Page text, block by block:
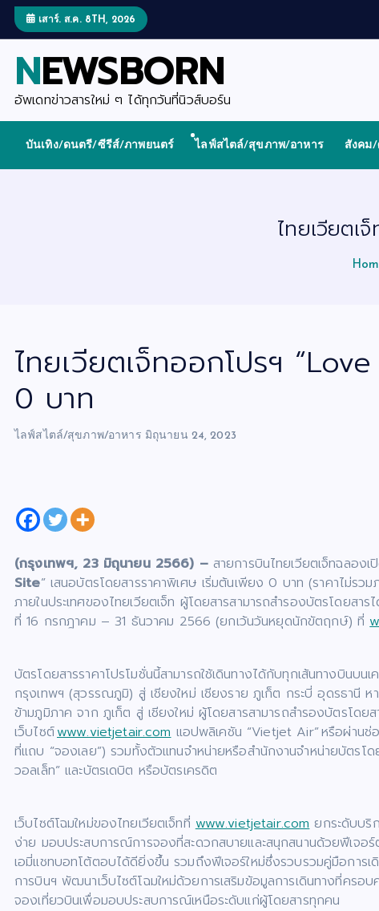
t
เสาร์. ส.ค. 8TH, 2026
NEWSBORN
อัพเดทข่าวสารใหม่ ๆ ได้ทุกวันที่นิวส์บอร์น
บันเทิง/ดนตรี/ซีรีส์/ภาพยนตร์ ไลฟ์สไตล์/สุขภาพ/อาหาร สังคม
ไทยเวียตเ
ไทยเวียตเจ็ทออกโปรฯ
0 บาท
ไลฟ์สไตล์/สุขภาพ/อาหาร มิถุนายน 24, 2023
(กรุงเทพฯ, 23 มิถุนายน 2566) –สายการบินไทยเวียตเจ็ทฉลองเ
Site” เสนอบัตรโดยสารราคาพิเศษ เริ่มต้นเพียง 0 บาท (ราคาไม่รว
ภายในประเทศของไทยเวียตเจ็ท ผู้โดยสารสามารถสำรองบัตรโดยส
ที่ 16 กรกฎาคม – 31 ธันวาคม 2566 (ยกเว้นวันหยุดนักขัตฤกษ์) ที่
บัตรโดยสารราคาโปรโมชั่นนี้สามารถใช้เดินทางได้กับทุกเส้นทางบินบน
กรุงเทพฯ (สุวรรณภูมิ) สู่ เชียงใหม่ เชียงราย ภูเก็ต กระบี่ อุดรธานี
ข้ามภูมิภาค จาก ภูเก็ต สู่ เชียงใหม่ ผู้โดยสารสามารถสำรองบัตรโดยส
เว็บไซต์www.vietjetair.comแอปพลิเคชัน “Vietjet Air” หรือผ่านช่
ที่แถบ “จองเลย”) รวมทั้งตัวแทนจำหน่ายหรือสำนักงานจำหน่ายบัตรโ
วอลเล็ท” และบัตรเดบิต หรือบัตรเครดิต
เว็บไซต์โฉมใหม่ของไทยเวียตเจ็ทที่www.vietjetair.comยกระดับบริก
ง่าย มอบประสบการณ์การจองที่สะดวกสบายและสนุกสนานด้วยฟีเจ
เอมี่แชทบอทโต้ตอบได้ดียิ่งขึ้น รวมถึงฟีเจอร์ใหม่ซึ่งรวบรวมคู่มือการ
การบินฯ พัฒนาเว็บไซต์โฉมใหม่ด้วยการเสริมข้อมูลการเดินทางที่คร
จองเที่ยวบินเพื่อมอบประสบการณ์เหนือระดับแก่ผู้โดยสารทุกคน